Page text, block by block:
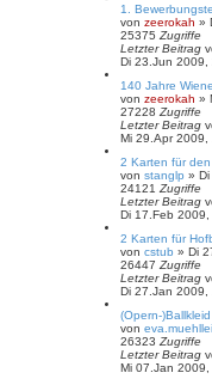
1.
von zeerokah »
25375 Zugriffe
Letzter Beitrag
Di 23.Jun 2009,
140 Jahre
von zeerokah »
27228 Zugriffe
Letzter Beitrag
Mi 29.Apr 2009,
2 Karten für
von stanglp »
24121 Zugriffe
Letzter Beitrag
Di 17.Feb 2009,
2 Karten für
von cstub » Di
26447 Zugriffe
Letzter Beitrag
Di 27.Jan 2009,
(Opern-
von
26323 Zugriffe
Letzter Beitrag
Mi 07.Jan 2009,